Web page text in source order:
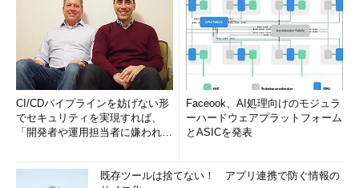
CI/CDパイプラインを妨げない形
でセキュリティを実現すれば、
「開発者や運用担当者に嫌われな
Faceook、AI処理向けのモジュラ
ーハードウェアプラットフォーム
とASICを発表
既存ツールは捨てない！ アプリ連携で防ぐ情報の